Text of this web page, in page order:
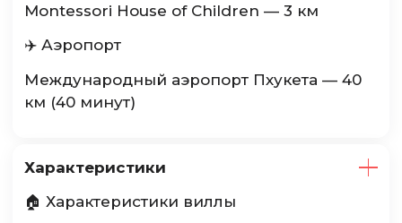
Montessori House of Children — 3 км
✈️ Аэропорт
Международный аэропорт Пхукета — 40
км (40 минут)
Характеристики
🏠 Характеристики виллы